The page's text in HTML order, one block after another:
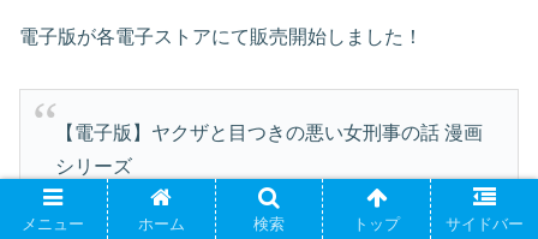
電子版が各電子ストアにて販売開始しました！
【電子版】ヤクザと目つきの悪い女刑事の話 漫画
シリーズ
Amazon
https://buff.ly/46QHFfF 楽天
https://buff.ly/46iOTs2
DMM
メニュー ホーム 検索 トップ サイドバー